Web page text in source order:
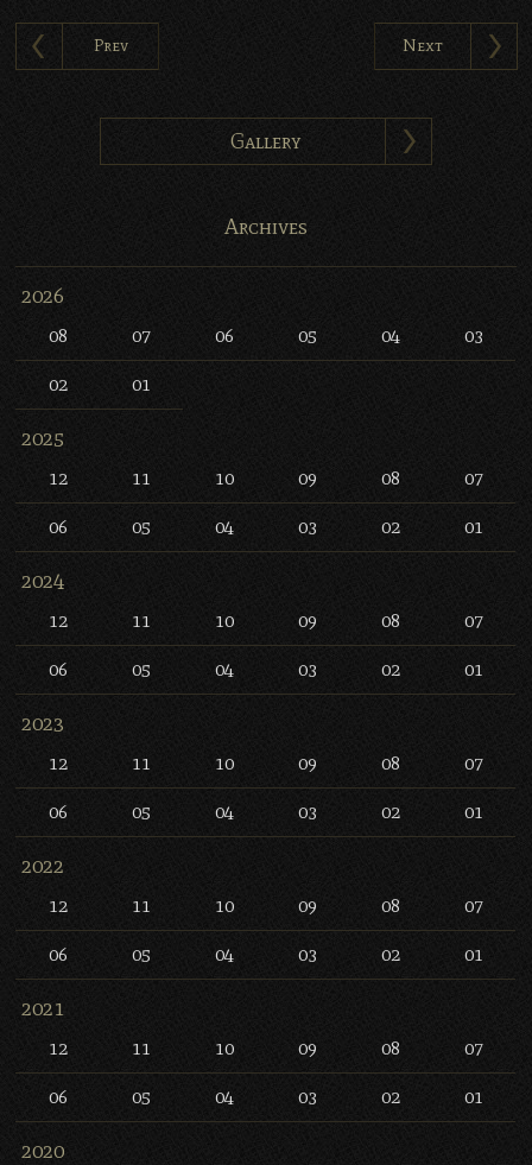
Prev Next
Gallery
Archives
2026
08 07 06 05 04 03
02 01
2025
12 11 10 09 08 07
06 05 04 03 02 01
2024
12 11 10 09 08 07
06 05 04 03 02 01
2023
12 11 10 09 08 07
06 05 04 03 02 01
2022
12 11 10 09 08 07
06 05 04 03 02 01
2021
12 11 10 09 08 07
06 05 04 03 02 01
2020